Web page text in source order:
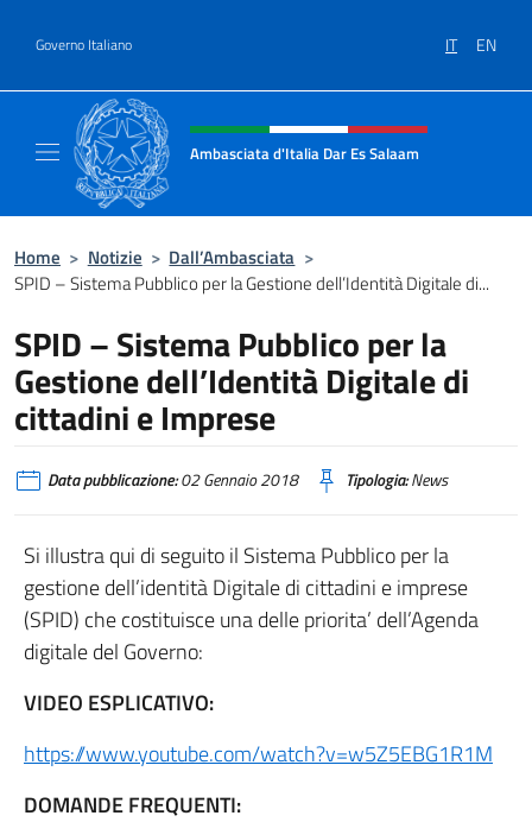
Governo Italiano IT EN
Intestazione sito, social e menù
Ambasciata d'Italia Dar Es Salaam
Home > Notizie > Dall’Ambasciata >
SPID – Sistema Pubblico per la Gestione dell’Identità Digitale di...
SPID – Sistema Pubblico per la
Gestione dell’Identità Digitale di
cittadini e Imprese
Data pubblicazione:02 Gennaio 2018 Tipologia:News
Si illustra qui di seguito il Sistema Pubblico per la
gestione dell’identità Digitale di cittadini e imprese
(SPID) che costituisce una delle priorita’ dell’Agenda
digitale del Governo:
VIDEO ESPLICATIVO:
https://www.youtube.com/watch?v=w5Z5EBG1R1M
DOMANDE FREQUENTI: